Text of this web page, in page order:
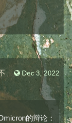
Dec 3, 2022
的辩论：